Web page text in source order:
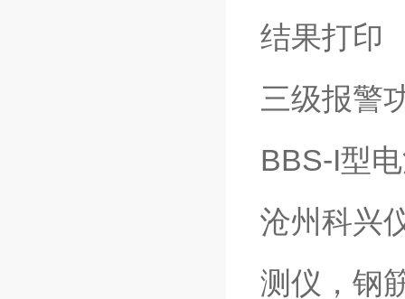
结果打印
三级报警
BBS-I型
沧州科兴
测仪，钢